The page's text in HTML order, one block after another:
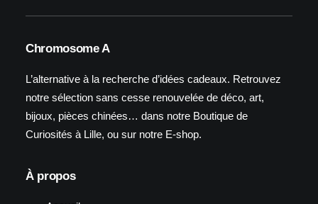
Chromosome A
L’alternative à la recherche d’idées cadeaux. Retrouvez
notre sélection sans cesse renouvelée de déco, art,
bijoux, pièces chinées… dans notre Boutique de
Curiosités à Lille, ou sur notre E-shop.
À propos